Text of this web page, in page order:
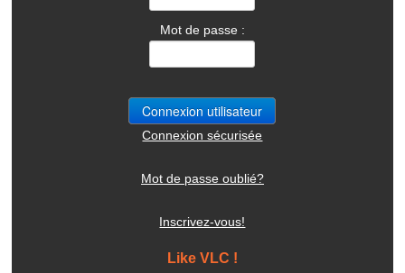
Mot de passe :
Connexion sécurisée
Mot de passe oublié?
Inscrivez-vous!
Like VLC !